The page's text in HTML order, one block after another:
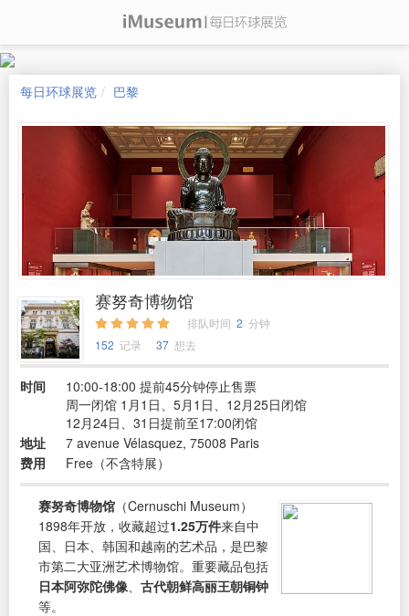
每日环球展览 巴黎
赛努奇博物馆
排队时间 2 分钟
152 记录 37 想去
时间
10:00-18:00 提前45分钟停止售票
周一闭馆 1月1日、5月1日、12月25日闭馆
12月24日、31日提前至17:00闭馆
地址
7 avenue Vélasquez, 75008 Paris
费用
Free（不含特展）
赛努奇博物馆 （Cernuschi Museum）
1898年开放，收藏超过1.25万件来自中
国、日本、韩国和越南的艺术品，是巴黎
市第二大亚洲艺术博物馆。重要藏品包括
日本阿弥陀佛像
古代朝鲜高丽王朝铜钟
等。